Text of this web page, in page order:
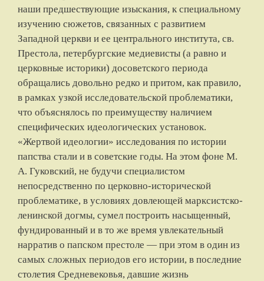
наши предшествующие изыскания, к специальному
изучению сюжетов, связанных с развитием
Западной церкви и ее центрального института, св.
Престола, петербургские медиевисты (а равно и
церковные историки) досоветского периода
обращались довольно редко и притом, как правило,
в рамках узкой исследовательской проблематики,
что объяснялось по преимуществу наличием
специфических идеологических установок.
«Жертвой идеологии» исследования по истории
папства стали и в советские годы. На этом фоне М.
А. Гуковский, не будучи специалистом
непосредственно по церковно-исторической
проблематике, в условиях довлеющей марксистско-
ленинской догмы, сумел построить насыщенный,
фундированный и в то же время увлекательный
нарратив о папском престоле — при этом в один из
самых сложных периодов его истории, в последние
столетия Средневековья, давшие жизнь